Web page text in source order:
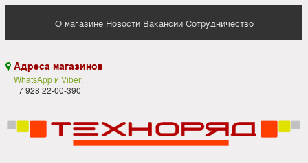
О магазине Новости Вакансии Сотрудничество
 Адреса магазинов
WhatsApp и Viber:
+7 928 22-00-390